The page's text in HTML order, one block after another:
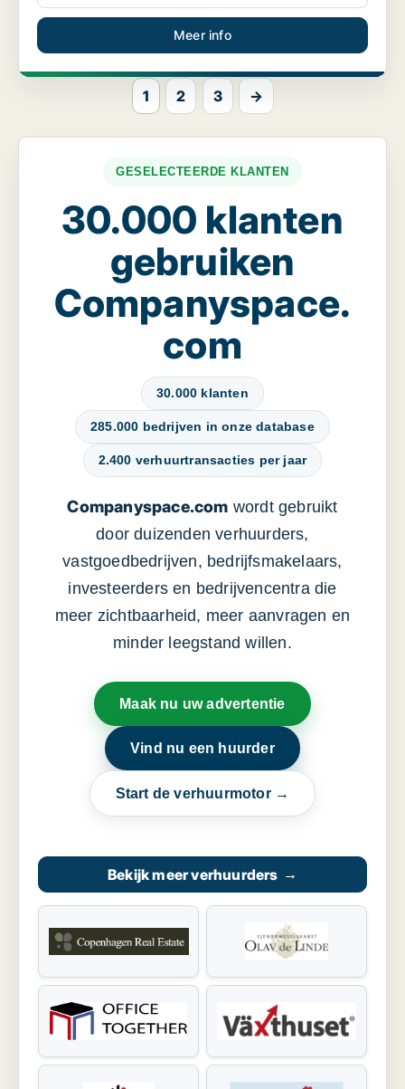
Meer info
1 2 3 →
GESELECTEERDE KLANTEN
30.000 klanten
gebruiken
Companyspace.
com
30.000 klanten
285.000 bedrijven in onze database
2.400 verhuurtransacties per jaar
Companyspace.com wordt gebruikt
door duizenden verhuurders,
vastgoedbedrijven, bedrijfsmakelaars,
investeerders en bedrijvencentra die
meer zichtbaarheid, meer aanvragen en
minder leegstand willen.
Maak nu uw advertentie
Vind nu een huurder
Start de verhuurmotor →
Bekijk meer verhuurders →